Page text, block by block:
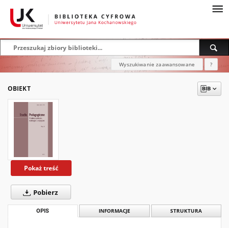
Wyszukiwanie zaawansowane ?
OBIEKT
Pokaż treść
Pobierz
OPIS INFORMACJE STRUKTURA